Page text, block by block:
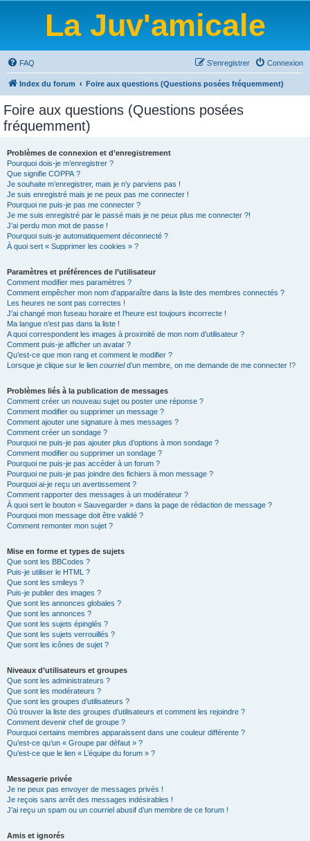
La Juv'amicale
FAQ Connexion
S’enregistrer
Index du forum Foire aux questions (Questions posées fréquemment)
Foire aux questions (Questions posées
fréquemment)
Problèmes de connexion et d’enregistrement
Pourquoi dois-je m’enregistrer ?
Que signifie COPPA ?
Je souhaite m’enregistrer, mais je n’y parviens pas !
Je suis enregistré mais je ne peux pas me connecter !
Pourquoi ne puis-je pas me connecter ?
Je me suis enregistré par le passé mais je ne peux plus me connecter ?!
J’ai perdu mon mot de passe !
Pourquoi suis-je automatiquement déconnecté ?
À quoi sert « Supprimer les cookies » ?
Paramètres et préférences de l’utilisateur
Comment modifier mes paramètres ?
Comment empêcher mon nom d’apparaître dans la liste des membres connectés ?
Les heures ne sont pas correctes !
J’ai changé mon fuseau horaire et l’heure est toujours incorrecte !
Ma langue n’est pas dans la liste !
A quoi correspondent les images à proximité de mon nom d’utilisateur ?
Comment puis-je afficher un avatar ?
Qu’est-ce que mon rang et comment le modifier ?
Lorsque je clique sur le lien courrield’un membre, on me demande de me connecter !?
Problèmes liés à la publication de messages
Comment créer un nouveau sujet ou poster une réponse ?
Comment modifier ou supprimer un message ?
Comment ajouter une signature à mes messages ?
Comment créer un sondage ?
Pourquoi ne puis-je pas ajouter plus d’options à mon sondage ?
Comment modifier ou supprimer un sondage ?
Pourquoi ne puis-je pas accéder à un forum ?
Pourquoi ne puis-je pas joindre des fichiers à mon message ?
Pourquoi ai-je reçu un avertissement ?
Comment rapporter des messages à un modérateur ?
À quoi sert le bouton « Sauvegarder » dans la page de rédaction de message ?
Pourquoi mon message doit être validé ?
Comment remonter mon sujet ?
Mise en forme et types de sujets
Que sont les BBCodes ?
Puis-je utiliser le HTML ?
Que sont les smileys ?
Puis-je publier des images ?
Que sont les annonces globales ?
Que sont les annonces ?
Que sont les sujets épinglés ?
Que sont les sujets verrouillés ?
Que sont les icônes de sujet ?
Niveaux d’utilisateurs et groupes
Que sont les administrateurs ?
Que sont les modérateurs ?
Que sont les groupes d’utilisateurs ?
Où trouver la liste des groupes d’utilisateurs et comment les rejoindre ?
Comment devenir chef de groupe ?
Pourquoi certains membres apparaissent dans une couleur différente ?
Qu’est-ce qu’un « Groupe par défaut » ?
Qu’est-ce que le lien « L’équipe du forum » ?
Messagerie privée
Je ne peux pas envoyer de messages privés !
Je reçois sans arrêt des messages indésirables !
J’ai reçu un spam ou un courriel abusif d’un membre de ce forum !
Amis et ignorés